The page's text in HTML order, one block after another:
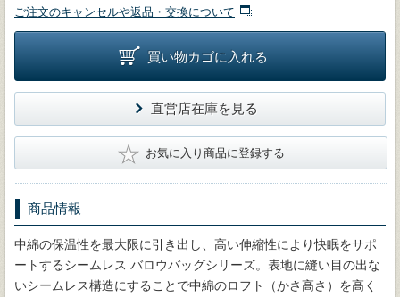
ご注文のキャンセルや返品・交換について
買い物カゴに入れる
直営店在庫を見る
★ お気に入り商品に登録する
商品情報
中綿の保温性を最大限に引き出し、高い伸縮性により快眠をサポ
ートするシームレス バロウバッグシリーズ。表地に縫い目の出な
いシームレス構造にすることで中綿のロフト（かさ高さ）を高く